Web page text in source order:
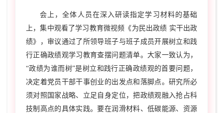
会上，全体人员在深入研读指定学习材料的基础
上，集中观看了学习教育微视频《为民出政绩 实干出政
绩》，审议通过了所领导班子与班子成员开展树立和践
行正确政绩观学习教育查摆问题清单。大家一致认为，
“政绩为谁而树”是树立和践行正确政绩观的首要问题，
决定着党员干部干事创业的出发点和落脚点。研究所必
须对照国家战略、立足自身定位，把政绩观融入抢占科
技制高点的具体实践。要在润滑材料、低碳能源、资源